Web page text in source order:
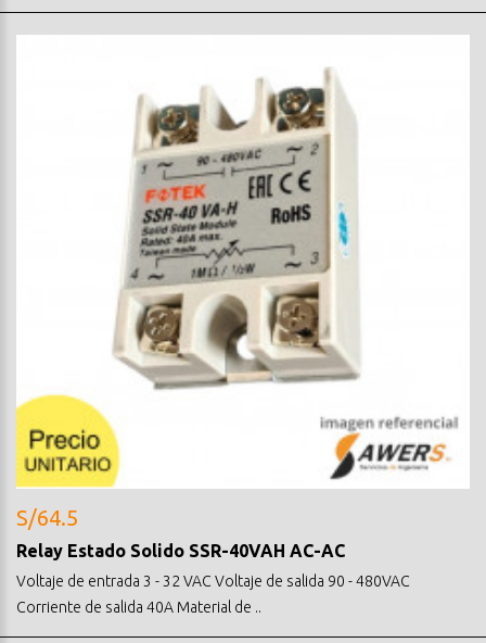
S/64.5
Relay Estado Solido SSR-40VAH AC-AC
Voltaje de entrada 3 - 32 VAC Voltaje de salida 90 - 480VAC
Corriente de salida 40A Material de ..